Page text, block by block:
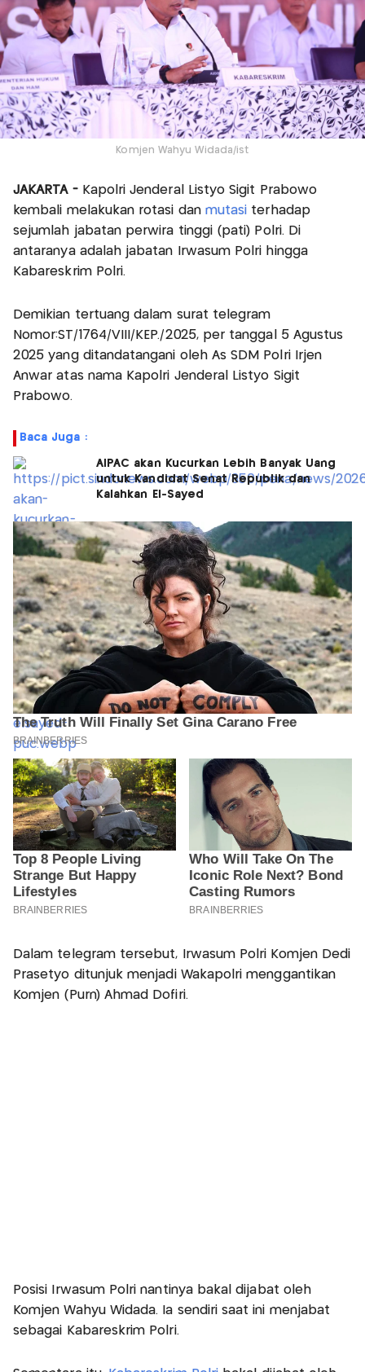
Komjen Wahyu Widada/ist
JAKARTA - Kapolri Jenderal Listyo Sigit Prabowo
kembali melakukan rotasi danmutasi terhadap
sejumlah jabatan perwira tinggi (pati) Polri. Di
antaranya adalah jabatan Irwasum Polri hingga
Kabareskrim Polri.
Demikian tertuang dalam surat telegram
Nomor:ST/1764/VIII/KEP./2025, per tanggal 5 Agustus
2025 yang ditandatangani oleh As SDM Polri Irjen
Anwar atas nama Kapolri Jenderal Listyo Sigit
Prabowo.
Baca Juga :
AIPAC akan Kucurkan Lebih Banyak Uang
untuk Kandidat Senat Republik dan
Kalahkan El-Sayed
Dalam telegram tersebut, Irwasum Polri Komjen Dedi
Prasetyo ditunjuk menjadi Wakapolri menggantikan
Komjen (Purn) Ahmad Dofiri.
Posisi Irwasum Polri nantinya bakal dijabat oleh
Komjen Wahyu Widada. Ia sendiri saat ini menjabat
sebagai Kabareskrim Polri.